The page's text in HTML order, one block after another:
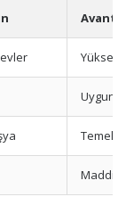
Avantaj
Yüksek
Uygun
Temel
Maddi